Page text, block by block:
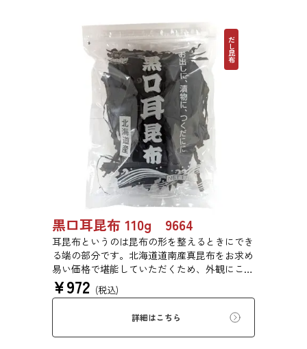
だし昆布
黒口耳昆布 110g 9664
耳昆布というのは昆布の形を整えるときにでき
る端の部分です。北海道道南産真昆布をお求め
易い価格で堪能していただくため、外観にこだ
わらず、旨味を求めて商品化しました。形は不
揃いですが、味に変わりはございません。だし
は澄み、鍋物だしや、お漬物、白菜漬けにも最
¥972 (税込)
詳細はこちら